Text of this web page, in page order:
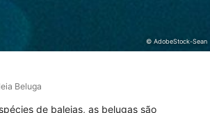
© AdobeStock-Sean
Beluga
de baleias, as belugas são
IAB:
com base nas